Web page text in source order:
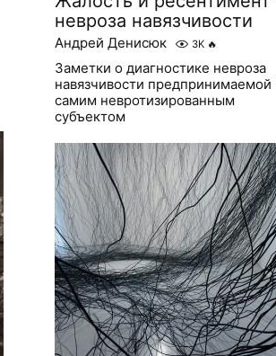
невроза навязчивости
Андрей Денисюк 3K 🔥
Заметки о диагностике невроза
навязчивости предпринимаемой
самим невротизированным
субъектом